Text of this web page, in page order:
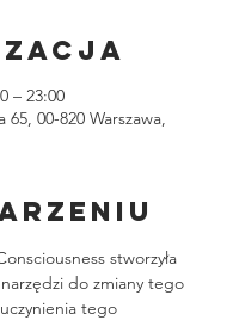
– 23:00
65, 00-820 Warszawa,
stworzyła
do zmiany tego
tego